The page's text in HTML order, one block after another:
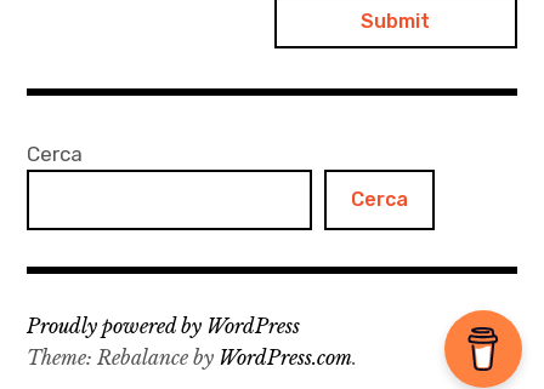
Finest
Cerca
Cerca
Proudly powered by WordPress
Theme: Rebalance by WordPress.com.